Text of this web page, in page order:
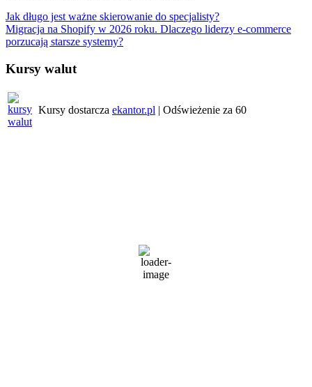
Nawigacja
wpisu
Jak długo jest ważne skierowanie do specjalisty?
Migracja na Shopify w 2026 roku. Dlaczego liderzy e-commerce
porzucają starsze systemy?
Kursy walut
Kursy dostarcza ekantor.pl | Odświeżenie za 60
55 %
1013 mb